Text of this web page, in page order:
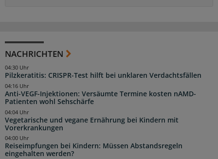
NACHRICHTEN
Pilzkeratitis: CRISPR-Test hilft bei unklaren Verdachtsfällen
04:30 Uhr
Anti-VEGF-Injektionen: Versäumte Termine kosten nAMD-
Patienten wohl Sehschärfe
04:16 Uhr
Vegetarische und vegane Ernährung bei Kindern mit
Vorerkrankungen
04:04 Uhr
Reiseimpfungen bei Kindern: Müssen Abstandsregeln
eingehalten werden?
04:00 Uhr